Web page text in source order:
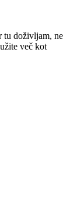
tu doživljam, ne
več kot